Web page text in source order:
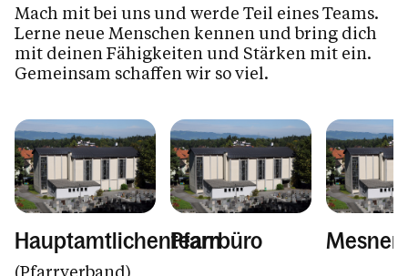
Mach mit bei uns und werde Teil eines Teams.
Lerne neue Menschen kennen und bring dich
mit deinen Fähigkeiten und Stärken mit ein.
Gemeinsam schaffen wir so viel.
Hauptamtlichenteam
(Pfarrverband)
Pfarrbüro Mesner